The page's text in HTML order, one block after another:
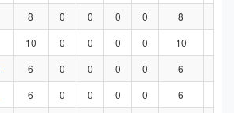
8 0 0 0 0 8
10 0 0 0 0 10
6 0 0 0 0 6
6 0 0 0 0 6